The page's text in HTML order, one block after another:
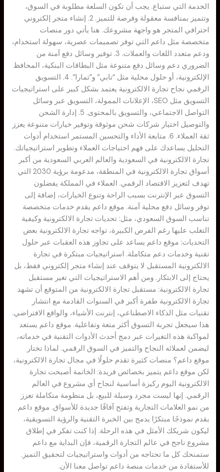
الخدمة التي ستباع. يجب أن تكون السلعة مطلوبة في السوق،
وتتميز بمنافسة معقولة وفرصة للتميز. 2. إنشاء متجر إلكتروني
احترافي المتجر هو واجهة مشروعك. هنا يأتي دور منصات
متخصصة مثل داعم التي توفر تصميمات عصرية، سهولة استخدام،
ودعم متعدد اللغات والعملات. 3. توفير وسائل دفع آمنة من
الضروري دعم وسائل دفع متنوعة مثل البطاقات البنكية، المحافظ
الإلكترونية، أو حلول محلية مثل “تابي” و”تمارا”. 4. التسويق
الرقمي نجاح تجارة الالكترونية يعتمد بشكل كبير على استراتيجيات
التسويق مثل SEO، الإعلانات الممولة، التسويق عبر وسائل
التواصل الاجتماعي، والتسويق بالمحتوى. 5. إدارة الشحن
والتوصيل اختيار شركات شحن موثوقة وتوفير خيارات متنوعة يعزز
ثقة العملاء. 6. متابعة الأداء والتحسين المستمر استخدام أدوات
التحليل يساعدك على فهم احتياجات العملاء وتطوير استراتيجياتك.
تجارة الالكترونية في السعودية والعالم العربي السعودية من أكبر
أسواق تجارة الالكترونية في المنطقة، مدعومة برؤية 2030 التي
تهدف لتعزيز الاقتصاد الرقمي. العملاء في المملكة يفضلون
التسوق عبر الإنترنت بسبب الراحة وتنوع الخيارات، إضافة إلى
توفر وسائل دفع محلية آمنة. موقع داعم يقدم خدمات متخصصة
تناسب السوق السعودي، مثل: تحديات تجارة الالكترونية وكيفية
التغلب عليها رغم الفرص الكبيرة، تواجه تجارة الالكترونية بعض
التحديات: موقع داعم يساعد على تجاوز هذه العقبات عبر حلول
تقنية وخدمات دعم متكاملة. استراتيجيات مبتكرة في تجارة
الالكترونية المستقبل لا يتوقف عند إنشاء متجر إلكتروني فقط، بل
يحتاج إلى الابتكار. ومن أهم الاستراتيجيات التي تغير مستقبل
تجارة الالكترونية: مستقبل تجارة الالكترونية من المتوقع أن تشهد
تجارة الالكترونية طفرة أكبر في السنوات القادمة مع انتشار
تقنيات مثل الذكاء الاصطناعي، إنترنت الأشياء، والواقع الافتراضي.
هذا سيجعل تجربة التسوق أكثر متعة وتفاعلية. موقع داعم يستعد
لمواكبة هذه التغيرات عبر دمج أحدث الأدوات التقنية في خدماته،
ليضمن لعملائه النجاح والتميز في السوق الرقمي. لماذا تختار
موقع داعم؟ منصات كثيرة تقدم حلولًا في مجال تجارة الالكترونية،
لكن موقع داعم يتميز بخصائص فريدة: الخاتمة أصبحت تجارة
الالكترونية اليوم ركيزة أساسية لنجاح أي مشروع في العالم
الرقمي. إنها ليست مجرد وسيلة للبيع، بل منظومة متكاملة تعزز
من نمو العلامات التجارية وتفتح آفاقًا جديدة للأسواق. موقع داعم
يقدم نموذجًا مبتكرًا يدمج بين الخبرة التقنية والرؤية التسويقية،
ليكون شريكك الأمثل في هذه الرحلة. إذا كنت تفكر في إطلاق
مشروع ناجح في عالم التجارة الرقمية، فإن البداية مع داعم
ستمنحك كل ما تحتاجه من أدوات واستراتيجيات لتحقيق التميز.
للأستفادة من خدمات منصة داعم تواصل معنا الأن.